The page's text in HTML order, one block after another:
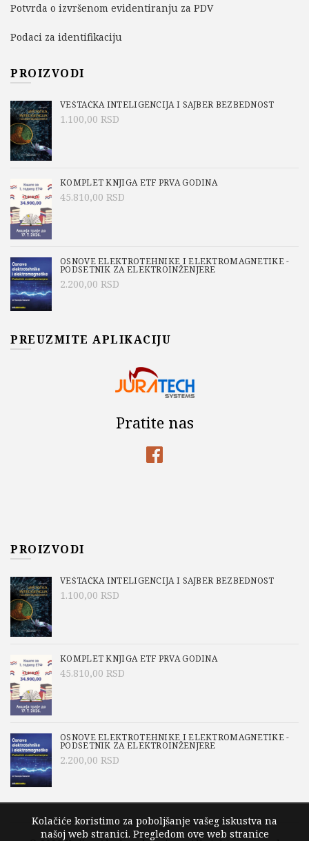
Potvrda o izvršenom evidentiranju za PDV
Podaci za identifikaciju
PROIZVODI
VEŠTAČKA INTELIGENCIJA I SAJBER BEZBEDNOST
1.100,00 RSD
KOMPLET KNJIGA ETF PRVA GODINA
45.810,00 RSD
OSNOVE ELEKTROTEHNIKE I ELEKTROMAGNETIKE -
PODSETNIK ZA ELEKTROINŽENJERE
2.200,00 RSD
PREUZMITE APLIKACIJU
Pratite nas
PROIZVODI
VEŠTAČKA INTELIGENCIJA I SAJBER BEZBEDNOST
1.100,00 RSD
KOMPLET KNJIGA ETF PRVA GODINA
45.810,00 RSD
OSNOVE ELEKTROTEHNIKE I ELEKTROMAGNETIKE -
PODSETNIK ZA ELEKTROINŽENJERE
2.200,00 RSD
Kolačiće koristimo za poboljšanje vašeg iskustva na
našoj web stranici. Pregledom ove web stranice